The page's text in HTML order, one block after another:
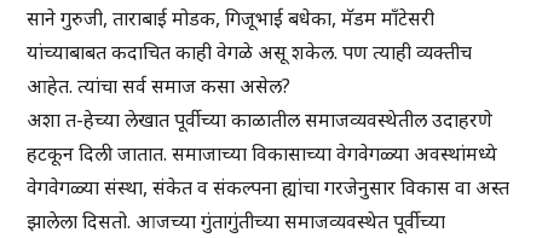
साने गुरुजी, ताराबाई मोडक, गिजूभाई बधेका, मॅडम माँटेसरी
यांच्याबाबत कदाचित काही वेगळे असू शकेल. पण त्याही व्यक्तीच
आहेत. त्यांचा सर्व समाज कसा असेल?
अशा त-हेच्या लेखात पूर्वीच्या काळातील समाजव्यवस्थेतील उदाहरणे
हटकून दिली जातात. समाजाच्या विकासाच्या वेगवेगळ्या अवस्थांमध्ये
वेगवेगळ्या संस्था, संकेत व संकल्पना ह्यांचा गरजेनुसार विकास वा अस्त
झालेला दिसतो. आजच्या गुंतागुंतीच्या समाजव्यवस्थेत पूर्वीच्या